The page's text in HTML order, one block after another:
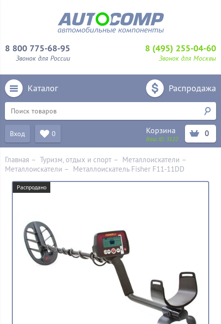
8 800 775-68-95
Звонок для России
8 (495) 255-04-60
Звонок для Москвы
Каталог Распродажа
Вход 0 Корзина
Ваш ID: 3122
0
Главная – Туризм, отдых и спорт – Металлоискатели –
Металлоискатели – Металлоискатель Fisher F11-11DD
Распродано